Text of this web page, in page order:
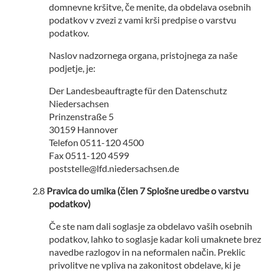
domnevne kršitve, če menite, da obdelava osebnih
podatkov v zvezi z vami krši predpise o varstvu
podatkov.
Naslov nadzornega organa, pristojnega za naše
podjetje, je:
Der Landesbeauftragte für den Datenschutz
Niedersachsen
Prinzenstraße 5
30159 Hannover
Telefon 0511-120 4500
Fax 0511-120 4599
poststelle@lfd.niedersachsen.de
Pravica do umika (člen 7 Splošne uredbe o varstvu
podatkov)
Če ste nam dali soglasje za obdelavo vaših osebnih
podatkov, lahko to soglasje kadar koli umaknete brez
navedbe razlogov in na neformalen način. Preklic
privolitve ne vpliva na zakonitost obdelave, ki je